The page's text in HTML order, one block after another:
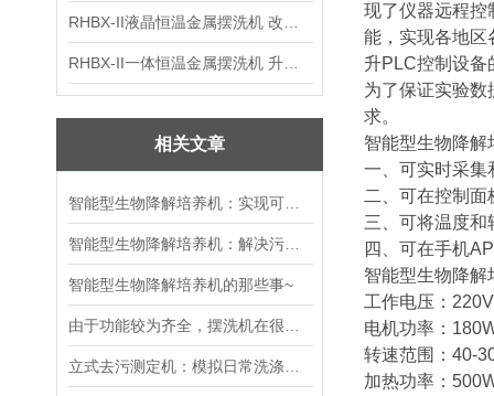
相关文章
智能型生物降解培养机的那些事~
现了仪器远程控
能，实现各地区
升PLC控制设备
为了保证实验
求。
智能型生物降解
一、可实时采集
二、可在控制
三、可将温度
四、可在手机
智能型生物降解
工作电压：
电机功率：
转速范围：40-
加热功率：